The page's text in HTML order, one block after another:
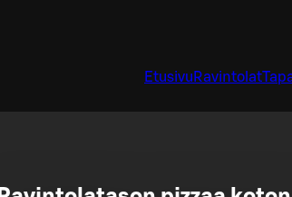
Etusivu Ravintolat